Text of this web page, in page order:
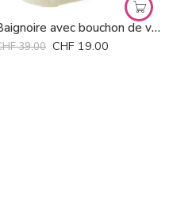
Baignoire avec bouchon de vidange Rotho *
39.00 CHF 19.00